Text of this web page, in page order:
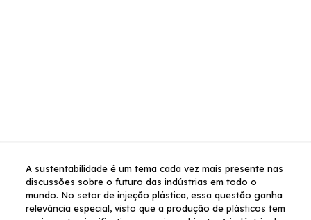
A sustentabilidade é um tema cada vez mais presente nas
discussões sobre o futuro das indústrias em todo o
mundo. No setor de injeção plástica, essa questão ganha
relevância especial, visto que a produção de plásticos tem